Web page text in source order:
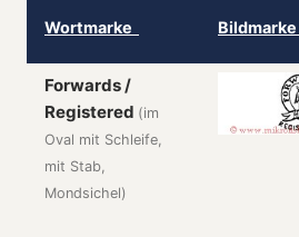
Wortmarke Bildmarke
Forwards /
Registered (im
Oval mit Schleife,
mit Stab,
Mondsichel)